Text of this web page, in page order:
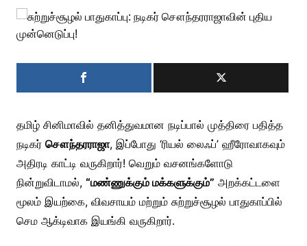
தமிழ் சினிமாவில் தனித்துவமான நடிப்பால் முத்திரை பதித்த
நடிகர் சௌந்தரராஜா, இப்போது ‘ரியல் லைஃப்’ ஹீரோவாகவும்
அதிரடி காட்டி வருகிறார்! வெறும் வசனங்களோடு
நின்றுவிடாமல், “மண்ணுக்கும் மக்களுக்கும்” அறக்கட்டளை
மூலம் இயற்கை, விவசாயம் மற்றும் சுற்றுச்சூழல் பாதுகாப்பில்
செம ஆக்டிவாக இயங்கி வருகிறார்.